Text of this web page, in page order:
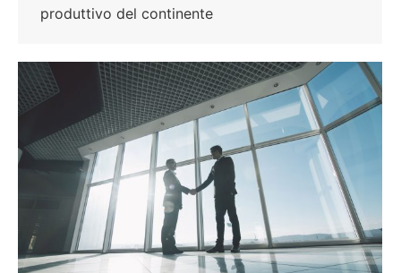
produttivo del continente